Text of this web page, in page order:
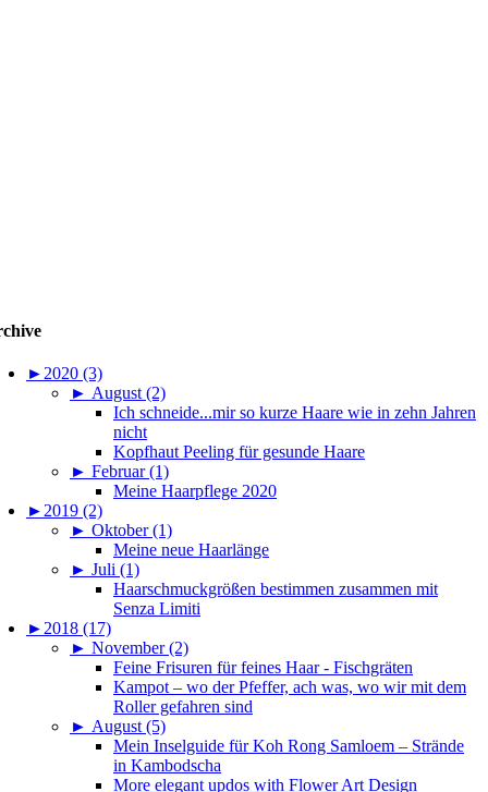
► 2020 (3)
► August (2)
Ich schneide...mir so kurze Haare wie in zehn Jahren
nicht
Kopfhaut Peeling für gesunde Haare
► Februar (1)
Meine Haarpflege 2020
► 2019 (2)
► Oktober (1)
Meine neue Haarlänge
► Juli (1)
Haarschmuckgrößen bestimmen zusammen mit
Senza Limiti
► 2018 (17)
► November (2)
Feine Frisuren für feines Haar - Fischgräten
Kampot – wo der Pfeffer, ach was, wo wir mit dem
Roller gefahren sind
► August (5)
Mein Inselguide für Koh Rong Samloem – Strände
in Kambodscha
More elegant updos with Flower Art Design